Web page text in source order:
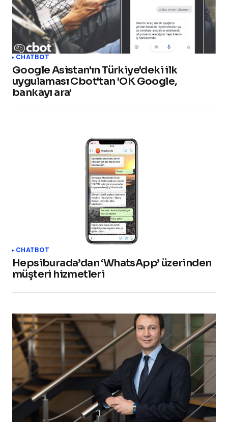
CHATBOT
Google Asistan'ın Türkiye'deki ilk
uygulaması Cbot'tan 'OK Google,
bankayı ara'
CHATBOT
Hepsiburada’dan ‘WhatsApp’ üzerinden
müşteri hizmetleri